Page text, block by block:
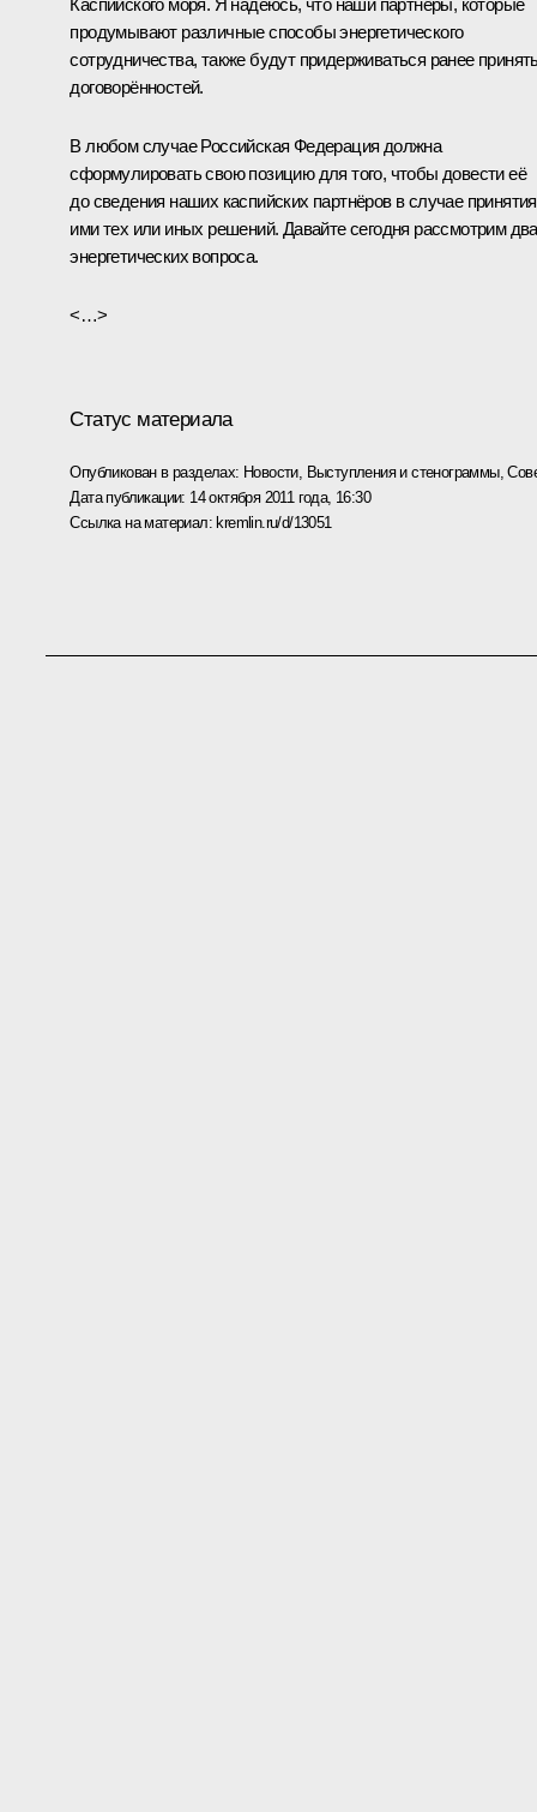
продумывают различные способы энергетического
сотрудничества, также будут придерживаться ранее
договорённостей.
В любом случае Российская Федерация должна
сформулировать свою позицию для того, чтобы довести её
до сведения наших каспийских партнёров в случае принятия
ими тех или иных решений. Давайте сегодня рассмотрим два
энергетических вопроса.
<…>
Статус материала
Опубликован в разделах: Новости, Выступления и стенограммы,
Дата публикации: 14 октября 2011 года, 16:30
Ссылка на материал: kremlin.ru/d/13051